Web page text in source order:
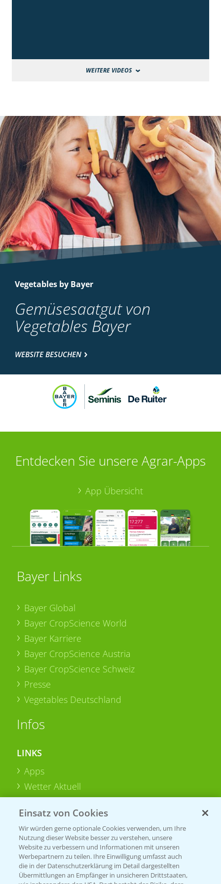
WEITERE VIDEOS
Vegetables by Bayer
Gemüsesaatgut von
Vegetables Bayer
WEBSITE BESUCHEN
Entdecken Sie unsere Agrar-Apps
App Übersicht
Bayer Links
Bayer Global
Bayer CropScience World
Bayer Karriere
Bayer CropScience Austria
Bayer CropScience Schweiz
Presse
Vegetables Deutschland
Infos
LINKS
Apps
Wetter Aktuell
BROSCHÜREN
Ackerbau
Saatgut
Sonderkulturen
Einsatz von Cookies
Wir würden gerne optionale Cookies verwenden, um Ihre
Nutzung dieser Website besser zu verstehen, unsere
Website zu verbessern und Informationen mit unseren
Werbepartnern zu teilen. Ihre Einwilligung umfasst auch
die in der Datenschutzerklärung im Detail dargestellten
Übermittlungen an Empfänger in unsicheren Drittstaaten,